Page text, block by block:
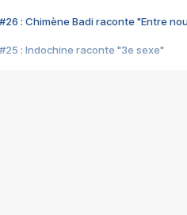
#26 : Chimène Badi raconte "Entre
#25 : Indochine raconte "3e sexe"